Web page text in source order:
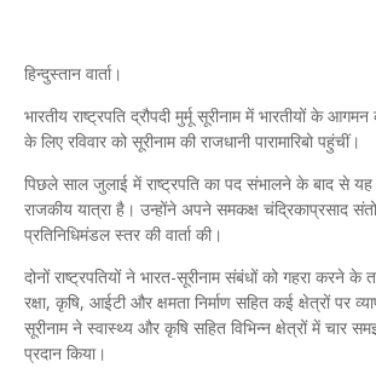
हिन्दुस्तान वार्ता।
भारतीय राष्ट्रपति द्रौपदी मुर्मू सूरीनाम में भारतीयों के
के लिए रविवार को सूरीनाम की राजधानी पारामारिबो पहुंचीं।
पिछले साल जुलाई में राष्ट्रपति का पद संभालने के बाद से यह
राजकीय यात्रा है। उन्होंने अपने समकक्ष चंद्रिकाप्रसाद
प्रतिनिधिमंडल स्तर की वार्ता की।
दोनों राष्ट्रपतियों ने भारत-सूरीनाम संबंधों को गहरा करने के
रक्षा, कृषि, आईटी और क्षमता निर्माण सहित कई क्षेत्रों पर
सूरीनाम ने स्वास्थ्य और कृषि सहित विभिन्न क्षेत्रों में चार
प्रदान किया।